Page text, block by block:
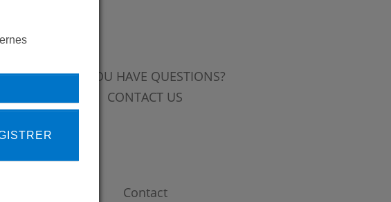
DO YOU HAVE QUESTIONS?
CONTACT US
Contact